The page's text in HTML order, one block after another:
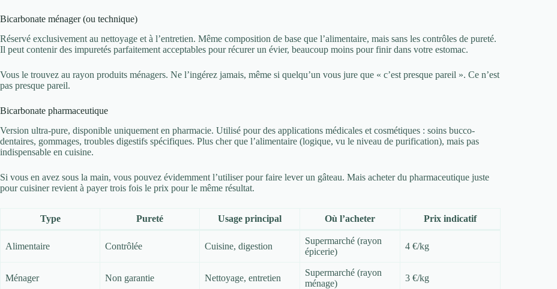
Bicarbonate ménager (ou technique)
Réservé exclusivement au nettoyage et à l’entretien. Même composition de base que l’alimentaire, mais sans les contrôles de pureté.
Il peut contenir des impuretés parfaitement acceptables pour récurer un évier, beaucoup moins pour finir dans votre estomac.
Vous le trouvez au rayon produits ménagers. Ne l’ingérez jamais, même si quelqu’un vous jure que « c’est presque pareil ». Ce n’est
pas presque pareil.
Bicarbonate pharmaceutique
Version ultra-pure, disponible uniquement en pharmacie. Utilisé pour des applications médicales et cosmétiques : soins bucco-
dentaires, gommages, troubles digestifs spécifiques. Plus cher que l’alimentaire (logique, vu le niveau de purification), mais pas
indispensable en cuisine.
Si vous en avez sous la main, vous pouvez évidemment l’utiliser pour faire lever un gâteau. Mais acheter du pharmaceutique juste
pour cuisiner revient à payer trois fois le prix pour le même résultat.
Type Pureté Usage principal Où l’acheter Prix indicatif
Alimentaire Contrôlée Cuisine, digestion
Supermarché (rayon
épicerie)
4 €/kg
Ménager Non garantie Nettoyage, entretien
Supermarché (rayon
ménage)
3 €/kg